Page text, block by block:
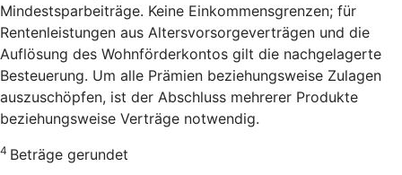
Mindestsparbeiträge. Keine Einkommensgrenzen; für
Rentenleistungen aus Altersvorsorgeverträgen und die
Auflösung des Wohnförderkontos gilt die nachgelagerte
Besteuerung. Um alle Prämien beziehungsweise Zulagen
auszuschöpfen, ist der Abschluss mehrerer Produkte
beziehungsweise Verträge notwendig.
4 Beträge gerundet